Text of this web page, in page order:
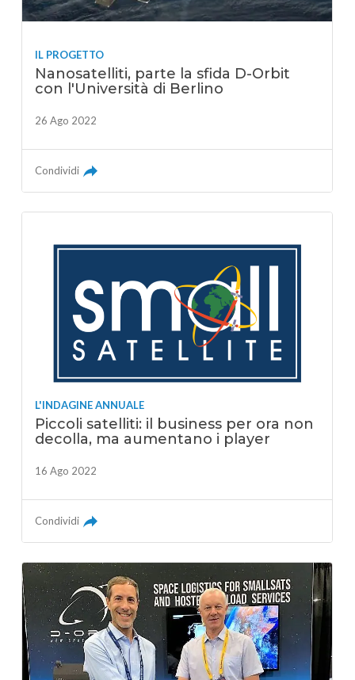
IL PROGETTO
Nanosatelliti, parte la sfida D-Orbit
con l'Università di Berlino
26 Ago 2022
Condividi
L'INDAGINE ANNUALE
Piccoli satelliti: il business per ora non
decolla, ma aumentano i player
16 Ago 2022
Condividi